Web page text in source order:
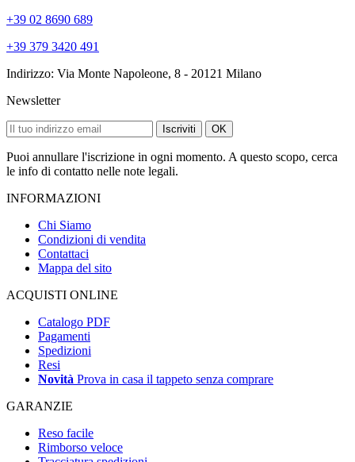
+39 02 8690 689
+39 379 3420 491
Indirizzo: Via Monte Napoleone, 8 - 20121 Milano
Newsletter
Iscriviti OK
Puoi annullare l'iscrizione in ogni momento. A questo scopo, cerca
le info di contatto nelle note legali.
INFORMAZIONI
Chi Siamo
Condizioni di vendita
Contattaci
Mappa del sito
ACQUISTI ONLINE
Catalogo PDF
Pagamenti
Spedizioni
Resi
Novità Prova in casa il tappeto senza comprare
GARANZIE
Reso facile
Rimborso veloce